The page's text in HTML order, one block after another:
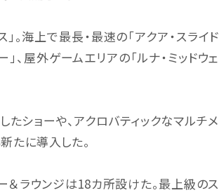
。海上で最長・最速の「アクア・スライド
、屋外ゲームエリアの「ルナ・ミッドウェ
たショーや、アクロバティックなマルチメ
たに導入した。
ラウンジは18カ所設けた。最上級のス